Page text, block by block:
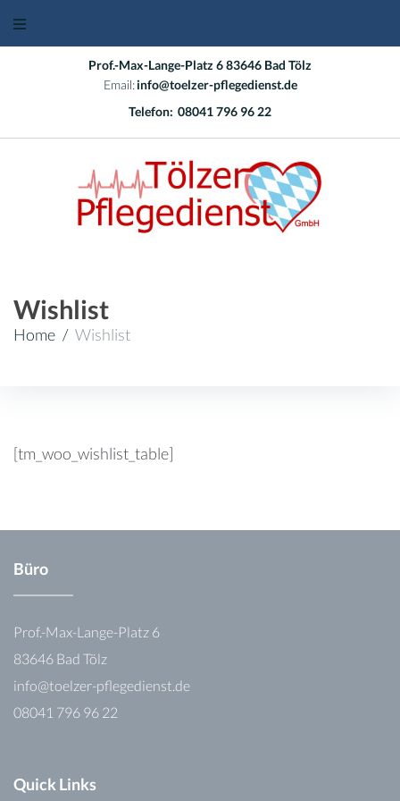
Prof.-Max-Lange-Platz 6 83646 Bad Tölz
Email:info@toelzer-pflegedienst.de
Telefon: 08041 796 96 22
Wishlist
Home / Wishlist
Wishlist
[tm_woo_wishlist_table]
Büro
Prof.-Max-Lange-Platz 6
83646 Bad Tölz
info@toelzer-pflegedienst.de
08041 796 96 22
Quick Links